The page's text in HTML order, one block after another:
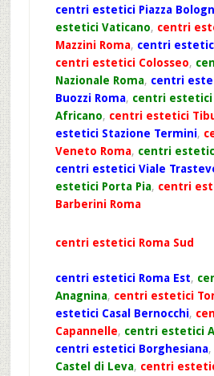
centri estetici Piazza
estetici Vaticano, centri
Mazzini Roma, centri
centri estetici Colosseo,
Nazionale Roma, centri
Buozzi Roma, centri
Africano, centri estetici
estetici Stazione Termini,
Veneto Roma, centri
centri estetici Viale
estetici Porta Pia, centri
Barberini Roma
centri estetici Roma Sud
centri estetici Roma Est,
Anagnina, centri estetici
estetici Casal Bernocchi,
Capannelle, centri estetici
centri estetici Borghesiana,
Castel di Leva, centri